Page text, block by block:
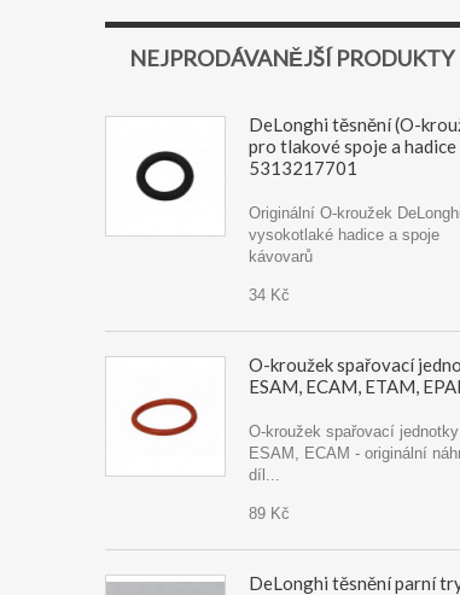
NEJPRODÁVANĚJŠÍ PRODUKTY
DeLonghi těsnění (O-
pro tlakové spoje a hadice
5313217701
Originální O-kroužek
vysokotlaké hadice a spoje
kávovarů
34 Kč
O-kroužek spařovací
ESAM, ECAM, ETAM,
O-kroužek spařovací jednotky
ESAM, ECAM - originální
díl...
89 Kč
DeLonghi těsnění parní